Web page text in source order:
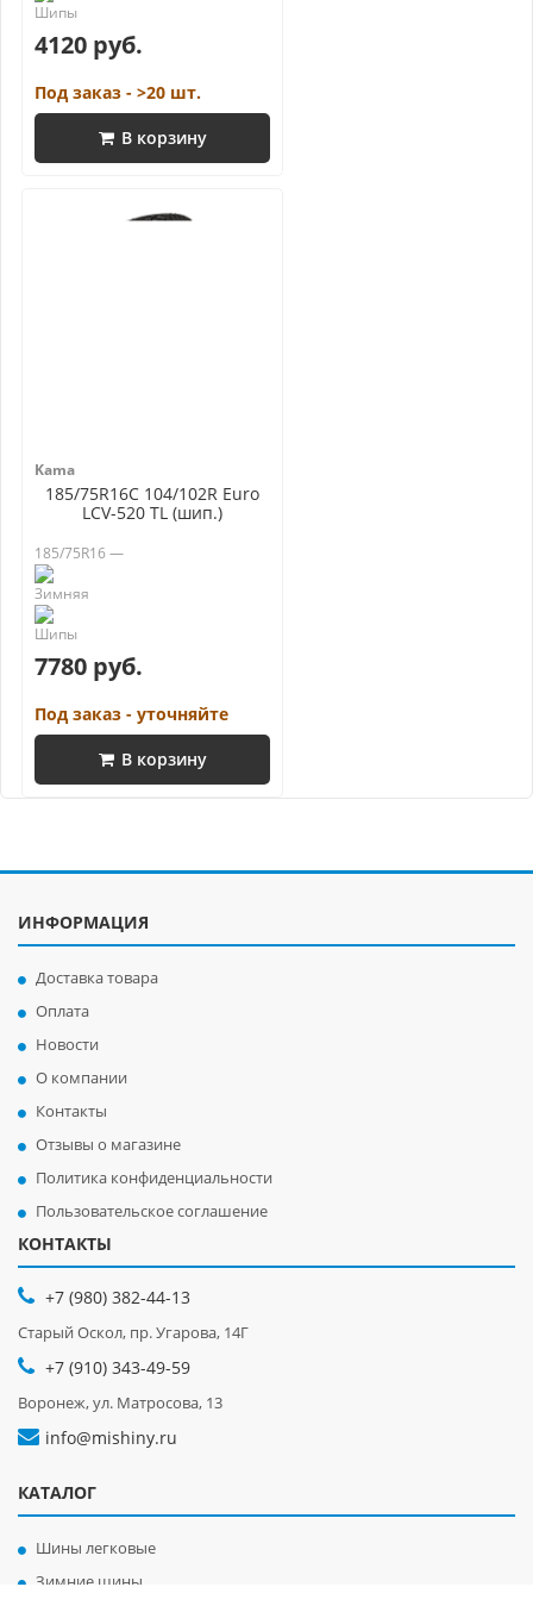
4120 руб.
Под заказ - >20 шт.
В корзину
Kama
185/75R16C 104/102R Euro
LCV-520 TL (шип.)
185/75R16 —
7780 руб.
Под заказ - уточняйте
В корзину
ИНФОРМАЦИЯ
Доставка товара
Оплата
Новости
О компании
Контакты
Отзывы о магазине
Политика конфиденциальности
Пользовательское соглашение
КОНТАКТЫ
+7 (980) 382-44-13
Старый Оскол, пр. Угарова, 14Г
+7 (910) 343-49-59
Воронеж, ул. Матросова, 13
info@mishiny.ru
КАТАЛОГ
Шины легковые
Зимние шины